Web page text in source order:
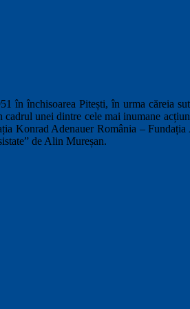
în închisoarea Pitești, în urma
unei dintre cele mai inumane
Adenauer România –
de Alin Mureșan.